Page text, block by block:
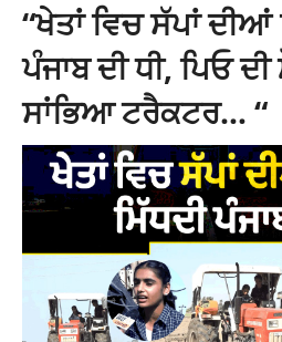
“ਖੇਤਾਂ ਵਿਚ ਸੱਪਾਂ
ਪੰਜਾਬ ਦੀ ਧੀ, ਪਿਓ
ਸਾਂਭਿਆ ਟਰੈਕਟਰ… “